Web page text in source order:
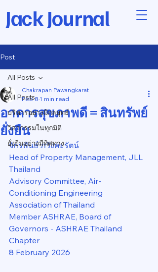
Jack Journal
Post
All Posts
บริหารอย่างมีกลยุทธ์
วิศวกรรมในทุกมิติ
ยั่งยืนอย่างมีทิศทาง
All Posts
อาคารสุขภาพดี = สินทรัพย์
ยั่งยืน
Chakrapan Pawangkarat
Feb 8 1 min read
จักรพันธ์ ภวังคะรัตน์
Head of Property Management, JLL
Thailand
Advisory Committee, Air-
Conditioning Engineering
Association of Thailand
Member ASHRAE, Board of
Governors - ASHRAE Thailand
Chapter
8 February 2026